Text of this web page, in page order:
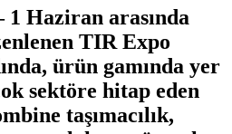
1 Haziran arasında
TIR Expo
ürün gamında yer
sektöre hitap eden
taşımacılık,